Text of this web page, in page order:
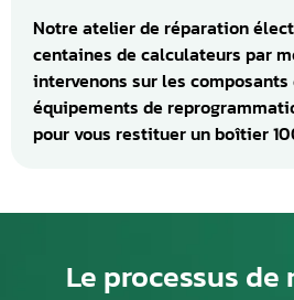
Notre atelier de réparation
centaines de calculateurs par
intervenons sur les composants
équipements de
pour vous restituer un boîtier
Le processus